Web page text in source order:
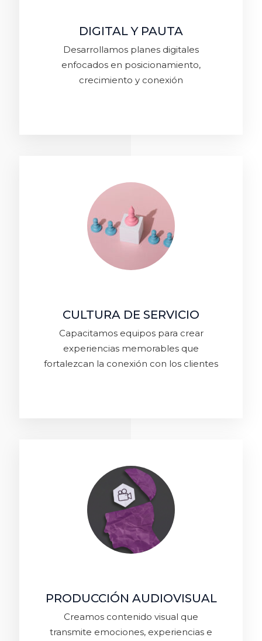
DIGITAL Y PAUTA
Desarrollamos planes digitales
enfocados en posicionamiento,
crecimiento y conexión
CULTURA DE SERVICIO
Capacitamos equipos para crear
experiencias memorables que
fortalezcan la conexión con los clientes
PRODUCCIÓN AUDIOVISUAL
Creamos contenido visual que
transmite emociones, experiencias e